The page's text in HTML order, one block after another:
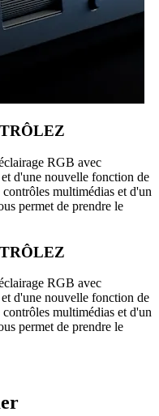
RGB avec
d'une nouvelle fonction de
multimédias et d'un
permet de prendre le
RGB avec
d'une nouvelle fonction de
multimédias et d'un
permet de prendre le